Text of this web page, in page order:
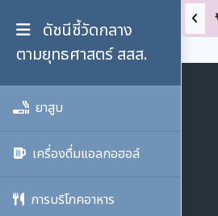
ดัชนีชี้วัดกลาง
ตามยุทธศาสตร์ สสส.
ยาสูบ
เครื่องดื่มแอลกอฮอล์
การบริโภคอาหาร